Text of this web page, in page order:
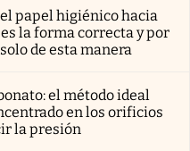
papel higiénico hacia
la forma correcta y por
de esta manera
el método ideal
en los orificios
la presión